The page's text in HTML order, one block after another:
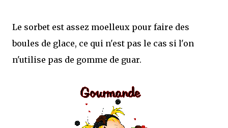
Le sorbet est assez moelleux pour faire des
boules de glace, ce qui n'est pas le cas si l'on
n'utilise pas de gomme de guar.